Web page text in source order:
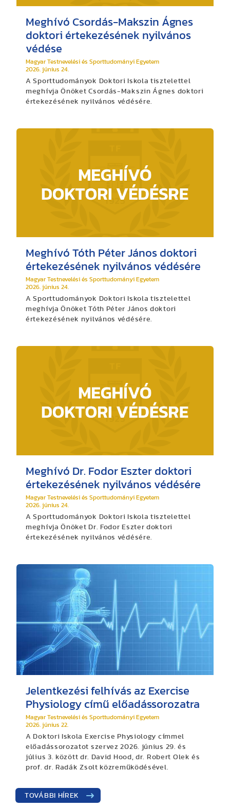
Meghívó Csordás-Makszin Ágnes
doktori értekezésének nyilvános
védése
Magyar Testnevelési és Sporttudományi Egyetem
2026. június 24.
A Sporttudományok Doktori Iskola tisztelettel
meghívja Önöket Csordás-Makszin Ágnes doktori
értekezésének nyilvános védésére.
Meghívó Tóth Péter János doktori
értekezésének nyilvános védésére
Magyar Testnevelési és Sporttudományi Egyetem
2026. június 24.
A Sporttudományok Doktori Iskola tisztelettel
meghívja Önöket Tóth Péter János doktori
értekezésének nyilvános védésére.
Meghívó Dr. Fodor Eszter doktori
értekezésének nyilvános védésére
Magyar Testnevelési és Sporttudományi Egyetem
2026. június 24.
A Sporttudományok Doktori Iskola tisztelettel
meghívja Önöket Dr. Fodor Eszter doktori
értekezésének nyilvános védésére.
Jelentkezési felhívás az Exercise
Physiology című előadássorozatra
Magyar Testnevelési és Sporttudományi Egyetem
2026. június 22.
A Doktori Iskola Exercise Physiology címmel
előadássorozatot szervez 2026. június 29. és
július 3. között dr. David Hood, dr. Robert Olek és
prof. dr. Radák Zsolt közreműködésével.
TOVÁBBI HÍREK